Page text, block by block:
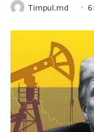
Timpul.md